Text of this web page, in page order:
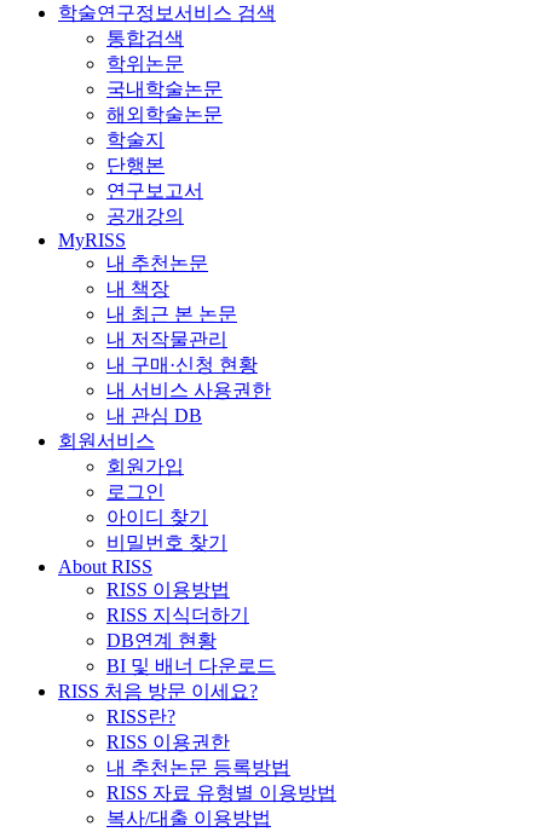
학술연구정보서비스 검색
통합검색
학위논문
국내학술논문
해외학술논문
학술지
단행본
연구보고서
공개강의
MyRISS
내 추천논문
내 책장
내 최근 본 논문
내 저작물관리
내 구매·신청 현황
내 서비스 사용권한
내 관심 DB
회원서비스
회원가입
로그인
아이디 찾기
비밀번호 찾기
About RISS
RISS 이용방법
RISS 지식더하기
DB연계 현황
BI 및 배너 다운로드
RISS 처음 방문 이세요?
RISS란?
RISS 이용권한
내 추천논문 등록방법
RISS 자료 유형별 이용방법
복사/대출 이용방법